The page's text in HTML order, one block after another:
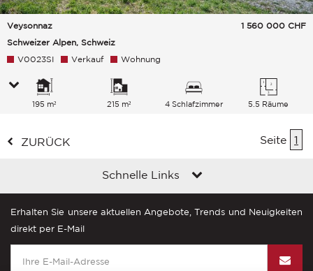
Veysonnaz
Schweizer Alpen, Schweiz
1 560 000 CHF
V0023SI Verkauf Wohnung
195 m² 215 m² 4 Schlafzimmer 5.5 Räume
ZURÜCK Seite 1
Schnelle Links
Erhalten Sie unsere aktuellen Angebote, Trends und Neuigkeiten
direkt per E-Mail